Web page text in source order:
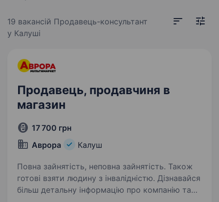
19 вакансій Продавець-консультант
у Калуші
Продавець, продавчиня в
магазин
17 700 грн
Аврора
Калуш
Повна зайнятість, неповна зайнятість. Також
готові взяти людину з інвалідністю. Дізнавайся
більш детальну інформацію про компанію та